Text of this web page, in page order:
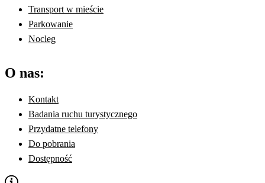
Transport w mieście
Parkowanie
Nocleg
O nas:
Kontakt
Badania ruchu turystycznego
Przydatne telefony
Do pobrania
Dostępność